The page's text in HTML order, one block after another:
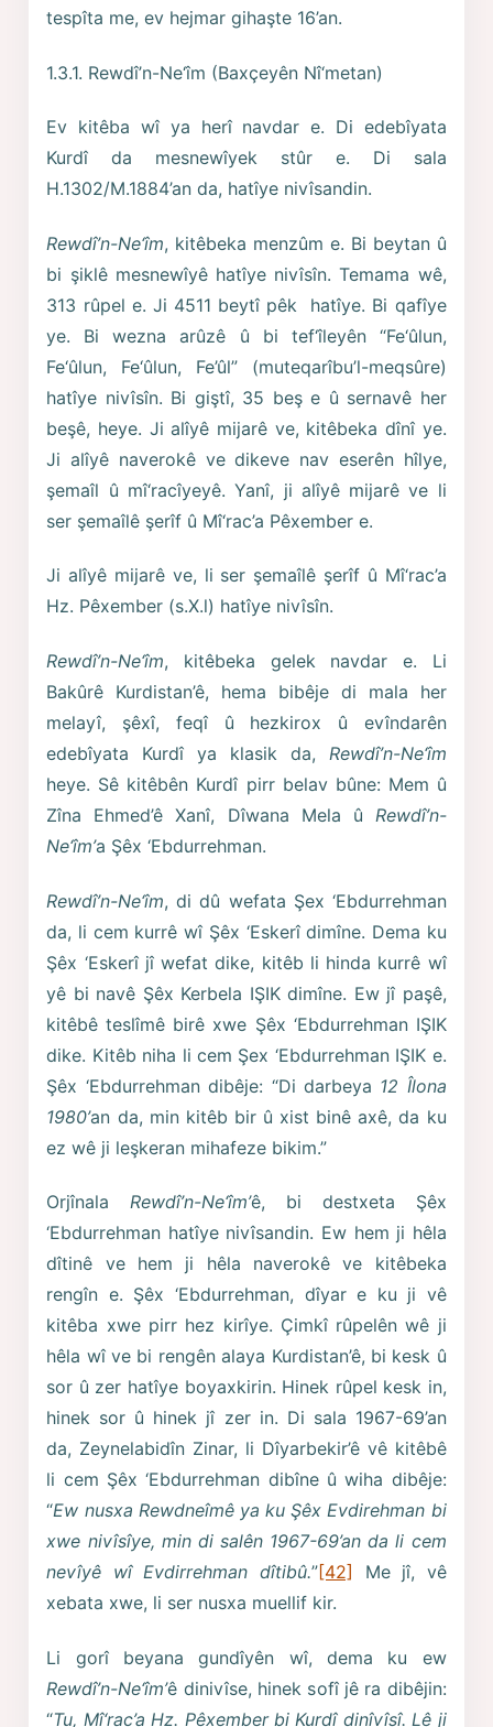
tespîta me, ev hejmar gihaşte 16’an.
1.3.1. Rewdî’n-Ne‘îm (Baxçeyên Nî‘metan)
Ev kitêba wî ya herî navdar e. Di edebîyata
Kurdî da mesnewîyek stûr e. Di sala
H.1302/M.1884’an da, hatîye nivîsandin.
Rewdî’n-Ne‘îm, kitêbeka menzûm e. Bi beytan û
bi şiklê mesnewîyê hatîye nivîsîn. Temama wê,
313 rûpel e. Ji 4511 beytî pêk hatîye. Bi qafîye
ye. Bi wezna arûzê û bi tef‘îleyên “Fe‘ûlun,
Fe‘ûlun, Fe‘ûlun, Fe’ûl” (muteqarîbu’l-meqsûre)
hatîye nivîsîn. Bi giştî, 35 beş e û sernavê her
beşê, heye. Ji alîyê mijarê ve, kitêbeka dînî ye.
Ji alîyê naverokê ve dikeve nav eserên hîlye,
şemaîl û mî‘racîyeyê. Yanî, ji alîyê mijarê ve li
ser şemaîlê şerîf û Mî‘rac’a Pêxember e.
Ji alîyê mijarê ve, li ser şemaîlê şerîf û Mî‘rac’a
Hz. Pêxember (s.X.l) hatîye nivîsîn.
Rewdî’n-Ne‘îm, kitêbeka gelek navdar e. Li
Bakûrê Kurdistan’ê, hema bibêje di mala her
melayî, şêxî, feqî û hezkirox û evîndarên
edebîyata Kurdî ya klasik da, Rewdî’n-Ne‘îm
heye. Sê kitêbên Kurdî pirr belav bûne: Mem û
Zîna Ehmed’ê Xanî, Dîwana Mela û Rewdî’n-
Ne‘îm’a Şêx ‘Ebdurrehman.
Rewdî’n-Ne‘îm, di dû wefata Şex ‘Ebdurrehman
da, li cem kurrê wî Şêx ‘Eskerî dimîne. Dema ku
Şêx ‘Eskerî jî wefat dike, kitêb li hinda kurrê wî
yê bi navê Şêx Kerbela IŞIK dimîne. Ew jî paşê,
kitêbê teslîmê birê xwe Şêx ‘Ebdurrehman IŞIK
dike. Kitêb niha li cem Şex ‘Ebdurrehman IŞIK e.
Şêx ‘Ebdurrehman dibêje: “Di darbeya 12 Îlona
1980’an da, min kitêb bir û xist binê axê, da ku
ez wê ji leşkeran mihafeze bikim.”
OrjînalaRewdî’n-Ne‘îm’ê, bi destxeta Şêx
‘Ebdurrehman hatîye nivîsandin. Ew hem ji hêla
dîtinê ve hem ji hêla naverokê ve kitêbeka
rengîn e. Şêx ‘Ebdurrehman, dîyar e ku ji vê
kitêba xwe pirr hez kirîye. Çimkî rûpelên wê ji
hêla wî ve bi rengên alaya Kurdistan’ê, bi kesk û
sor û zer hatîye boyaxkirin. Hinek rûpel kesk in,
hinek sor û hinek jî zer in. Di sala 1967-69’an
da, Zeynelabidîn Zinar, li Dîyarbekir’ê vê kitêbê
li cem Şêx ‘Ebdurrehman dibîne û wiha dibêje:
“Ew nusxa Rewdneîmê ya ku Şêx Evdirehman bi
xwe nivîsîye, min di salên 1967-69’an da li cem
nevîyê wî Evdirrehman dîtibû.”[42]
Me jî, vê
xebata xwe, li ser nusxa muellif kir.
Li gorî beyana gundîyên wî, dema ku ew
Rewdî’n-Ne‘îm’ê dinivîse, hinek sofî jê ra dibêjin:
“Tu, Mî‘rac’a Hz. Pêxember bi Kurdî dinîvîsî. Lê ji